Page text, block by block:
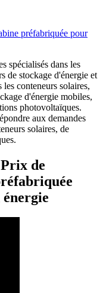
spécialisés dans les
de stockage d'énergie et
conteneurs solaires,
d'énergie mobiles,
photovoltaïques.
aux demandes
solaires, de
de